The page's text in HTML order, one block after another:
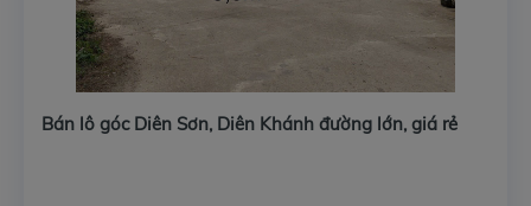
Bán lô góc Diên Sơn, Diên Khánh đường lớn, giá rẻ